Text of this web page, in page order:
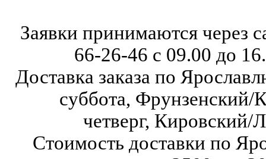
Заявки принимаются через
66-26-46 с 09.00 до
Доставка заказа по
суббота, Фрунзенский/
четверг, Кировский/
Стоимость доставки по